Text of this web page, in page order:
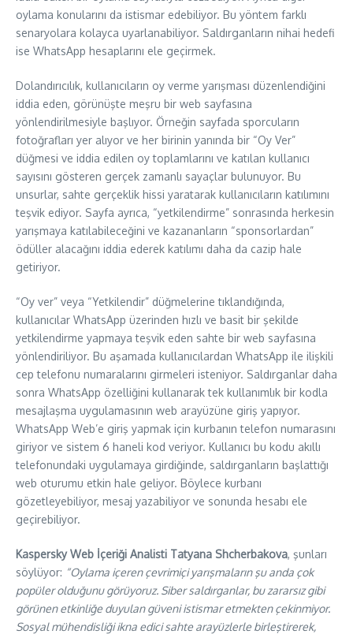
oylama konularını da istismar edebiliyor. Bu yöntem farklı
senaryolara kolayca uyarlanabiliyor. Saldırganların nihai hedefi
ise WhatsApp hesaplarını ele geçirmek.
Dolandırıcılık, kullanıcıların oy verme yarışması düzenlendiğini
iddia eden, görünüşte meşru bir web sayfasına
yönlendirilmesiyle başlıyor. Örneğin sayfada sporcuların
fotoğrafları yer alıyor ve her birinin yanında bir “Oy Ver”
düğmesi ve iddia edilen oy toplamlarını ve katılan kullanıcı
sayısını gösteren gerçek zamanlı sayaçlar bulunuyor. Bu
unsurlar, sahte gerçeklik hissi yaratarak kullanıcıların katılımını
teşvik ediyor. Sayfa ayrıca, “yetkilendirme” sonrasında herkesin
yarışmaya katılabileceğini ve kazananların “sponsorlardan”
ödüller alacağını iddia ederek katılımı daha da cazip hale
getiriyor.
“Oy ver” veya “Yetkilendir” düğmelerine tıklandığında,
kullanıcılar WhatsApp üzerinden hızlı ve basit bir şekilde
yetkilendirme yapmaya teşvik eden sahte bir web sayfasına
yönlendiriliyor. Bu aşamada kullanıcılardan WhatsApp ile ilişkili
cep telefonu numaralarını girmeleri isteniyor. Saldırganlar daha
sonra WhatsApp özelliğini kullanarak tek kullanımlık bir kodla
mesajlaşma uygulamasının web arayüzüne giriş yapıyor.
WhatsApp Web’e giriş yapmak için kurbanın telefon numarasını
giriyor ve sistem 6 haneli kod veriyor. Kullanıcı bu kodu akıllı
telefonundaki uygulamaya girdiğinde, saldırganların başlattığı
web oturumu etkin hale geliyor. Böylece kurbanı
gözetleyebiliyor, mesaj yazabiliyor ve sonunda hesabı ele
geçirebiliyor.
Kaspersky Web İçeriği Analisti Tatyana Shcherbakova, şunları
söylüyor: “Oylama içeren çevrimiçi yarışmaların şu anda çok
popüler olduğunu görüyoruz. Siber saldırganlar, bu zararsız gibi
görünen etkinliğe duyulan güveni istismar etmekten çekinmiyor.
Sosyal mühendisliği ikna edici sahte arayüzlerle birleştirerek,